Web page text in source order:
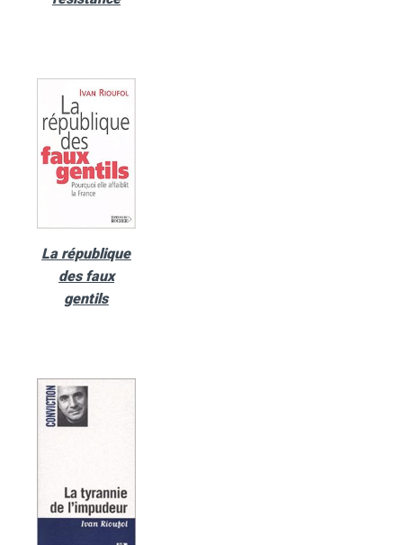
La république
des faux
gentils